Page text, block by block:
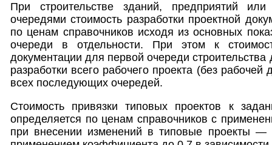
При строительстве зданий, предприятий
очередями стоимость разработки проектной
по ценам справочников исходя из основных
очереди в отдельности. При этом к
документации для первой очереди
разработки всего рабочего проекта (без рабочей
всех последующих очередей.
Стоимость привязки типовых проектов к
определяется по ценам справочников с
при внесении изменений в типовые проекты —